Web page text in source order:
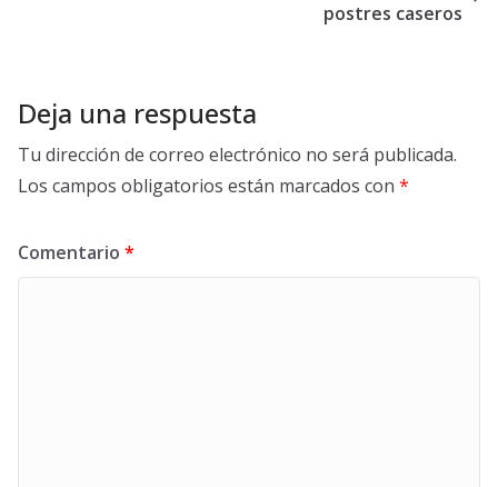
postres caseros
Deja una respuesta
Tu dirección de correo electrónico no será publicada.
Los campos obligatorios están marcados con *
Comentario *